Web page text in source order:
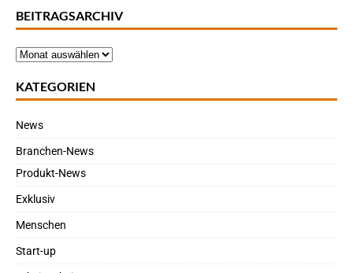
BEITRAGSARCHIV
KATEGORIEN
News
Branchen-News
Produkt-News
Exklusiv
Menschen
Start-up